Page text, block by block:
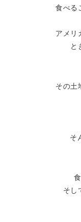
食べる
アメリ
と
その土
そ
そし